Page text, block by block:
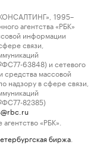
1995–
агентства «РБК»
информации
связи,
63848) и сетевого
средства массовой
надзору в сфере связи,
82385)
«РБК».
биржа